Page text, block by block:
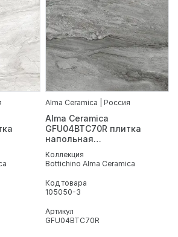
а также в помещениях с повышенной
в ванных комнатах, банях и
отличается прочностью,
и износу, сохраняя аккуратный
эксплуатации.
Alma Ceramica | Россия
Alma Ceramica
GFU04BTC70R плитка
напольная
Bottichino 600*600
Коллекция
Bottichino Alma Ceramica
Код товара
105050-3
Артикул
GFU04BTC70R